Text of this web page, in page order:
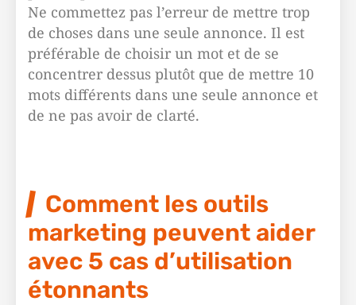
Ne commettez pas l’erreur de mettre trop
de choses dans une seule annonce. Il est
préférable de choisir un mot et de se
concentrer dessus plutôt que de mettre 10
mots différents dans une seule annonce et
de ne pas avoir de clarté.
Comment les outils
marketing peuvent aider
avec 5 cas d’utilisation
étonnants